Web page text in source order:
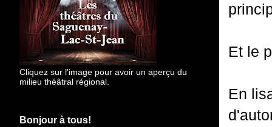
Et le
En
Cliquez sur l'image pour avoir un aperçu du
milieu théâtral régional.
Bonjour à tous!